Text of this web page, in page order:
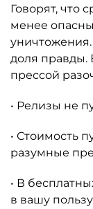
Говорят, что
менее
уничтожения.
доля правды.
прессой
• Релизы не
• Стоимость
разумные
• В
в вашу